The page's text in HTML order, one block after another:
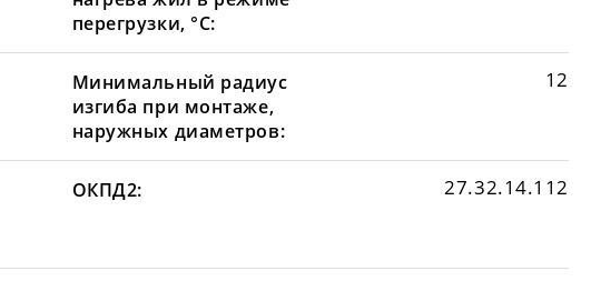
перегрузки, °С:
Минимальный радиус
изгиба при монтаже,
наружных диаметров:
12
ОКПД2: 27.32.14.112